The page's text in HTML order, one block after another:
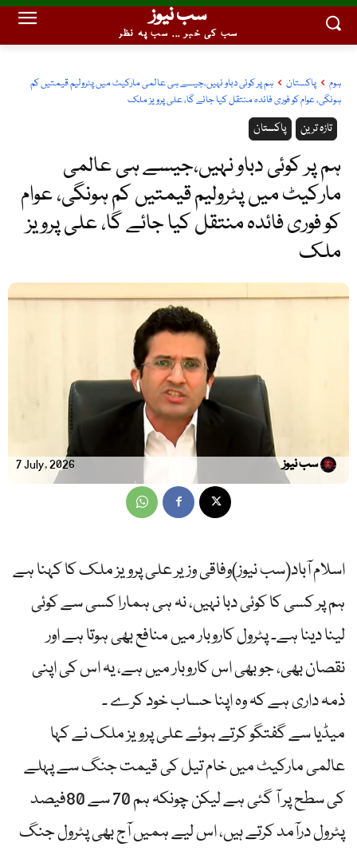
سب نیوز
سب کی خبر ... سب پہ نظر
ہوم پاکستان
ہم پر کوئی دباو نہیں،جیسے ہی عالمی مارکیٹ میں پٹرولیم قیمتیں کم
ہونگی، عوام کو فوری فائدہ منتقل کیا جائے گا، علی پرویز ملک
پاکستان تازہ ترین
ہم پر کوئی دباو نہیں،جیسے ہی عالمی
مارکیٹ میں پٹرولیم قیمتیں کم ہونگی، عوام
کو فوری فائدہ منتقل کیا جائے گا، علی پرویز
ملک
7 July, 2026 سب نیوز
اسلام آباد(سب نیوز)وفاقی وزیر علی پرویز ملک کا کہنا ہے
ہم پر کسی کا کوئی دبا نہیں، نہ ہی ہمارا کسی سے کوئی
لینا دینا ہے۔ پٹرول کاروبار میں منافع بھی ہوتا ہے اور
نقصان بھی، جو بھی اس کاروبار میں ہے، یہ اس کی اپنی
ذمہ داری ہے کہ وہ اپنا حساب خود کرے ۔
میڈیا سے گفتگو کرتے ہوئے علی پرویز ملک نے کہا
عالمی مارکیٹ میں خام تیل کی قیمت جنگ سے پہلے
کی سطح پر آ گئی ہے لیکن چونکہ ہم 70 سے 80فیصد
پٹرول درآمد کرتے ہیں، اس لیے ہمیں آج بھی پٹرول جنگ